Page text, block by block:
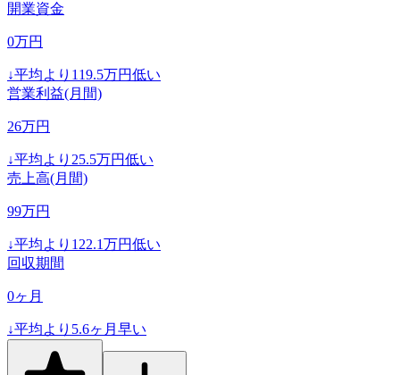
開業資金
0万円
↓平均より 119.5万円低い
営業利益(月間)
26万円
↓平均より 25.5万円低い
売上高(月間)
99万円
↓平均より 122.1万円低い
回収期間
0ヶ月
↓平均より 5.6ヶ月早い